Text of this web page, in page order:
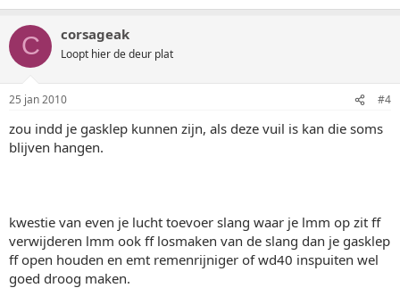
C corsageak
Loopt hier de deur plat
25 jan 2010 #4
zou indd je gasklep kunnen zijn, als deze vuil is kan die soms
blijven hangen.
kwestie van even je lucht toevoer slang waar je lmm op zit ff
verwijderen lmm ook ff losmaken van de slang dan je gasklep
ff open houden en emt remenrijniger of wd40 inspuiten wel
goed droog maken.